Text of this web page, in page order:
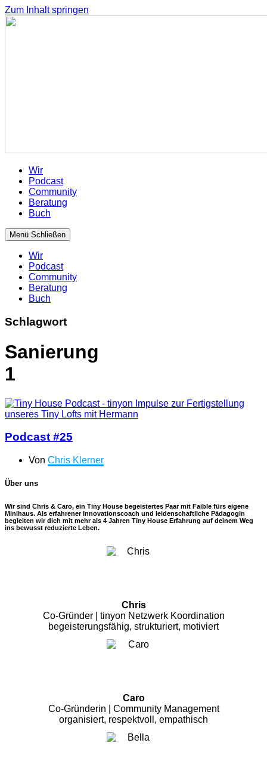
Zum Inhalt springen
Wir
Podcast
Community
Beratung
Buch
Menü Schließen
Wir
Podcast
Community
Beratung
Buch
Schlagwort
Sanierung
1
Podcast #25
Von Chris Klerner
Über uns
Wir sind Chris & Caro, ein Tiny House begeistertes Paar mit Faible fürs eigene
Minihaus. Als erfahrener Innovationscoach und leidenschaftliche Pädagogin
begleiten wir dich mit mehr als 4 Jahren Tiny House Erfahrung auf deinem Weg
ins bewusst reduzierte Leben.
Chris
Co-Gründer | tinyon Netzwerk Koordination
begeisterungsfähig, strukturiert, motiviert
Caro
Co-Gründerin | Community Management
organisiert, respektvoll, empathisch